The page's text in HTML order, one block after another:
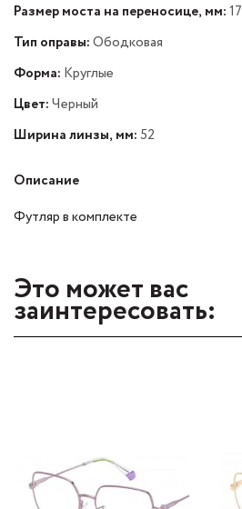
Размер моста на переносице, мм:17
Тип оправы:Ободковая
Форма: Круглые
Цвет:Черный
Ширина линзы, мм:52
Описание
Футляр в комплекте
Это может вас
заинтересовать: